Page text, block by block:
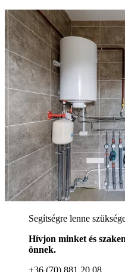
Segítségre lenne
Hívjon minket és
önnek.
+36 (70) 881 20 08